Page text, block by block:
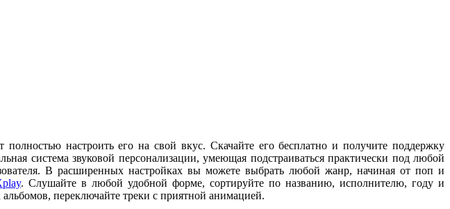
настроить его на свой вкус. Скачайте его бесплатно и получите поддержку
система звуковой персонализации, умеющая подстраиваться практически под любой
В расширенных настройках вы можете выбрать любой жанр, начиная от поп и
. Слушайте в любой удобной форме, сортируйте по названию, исполнителю, году и
переключайте треки с приятной анимацией.